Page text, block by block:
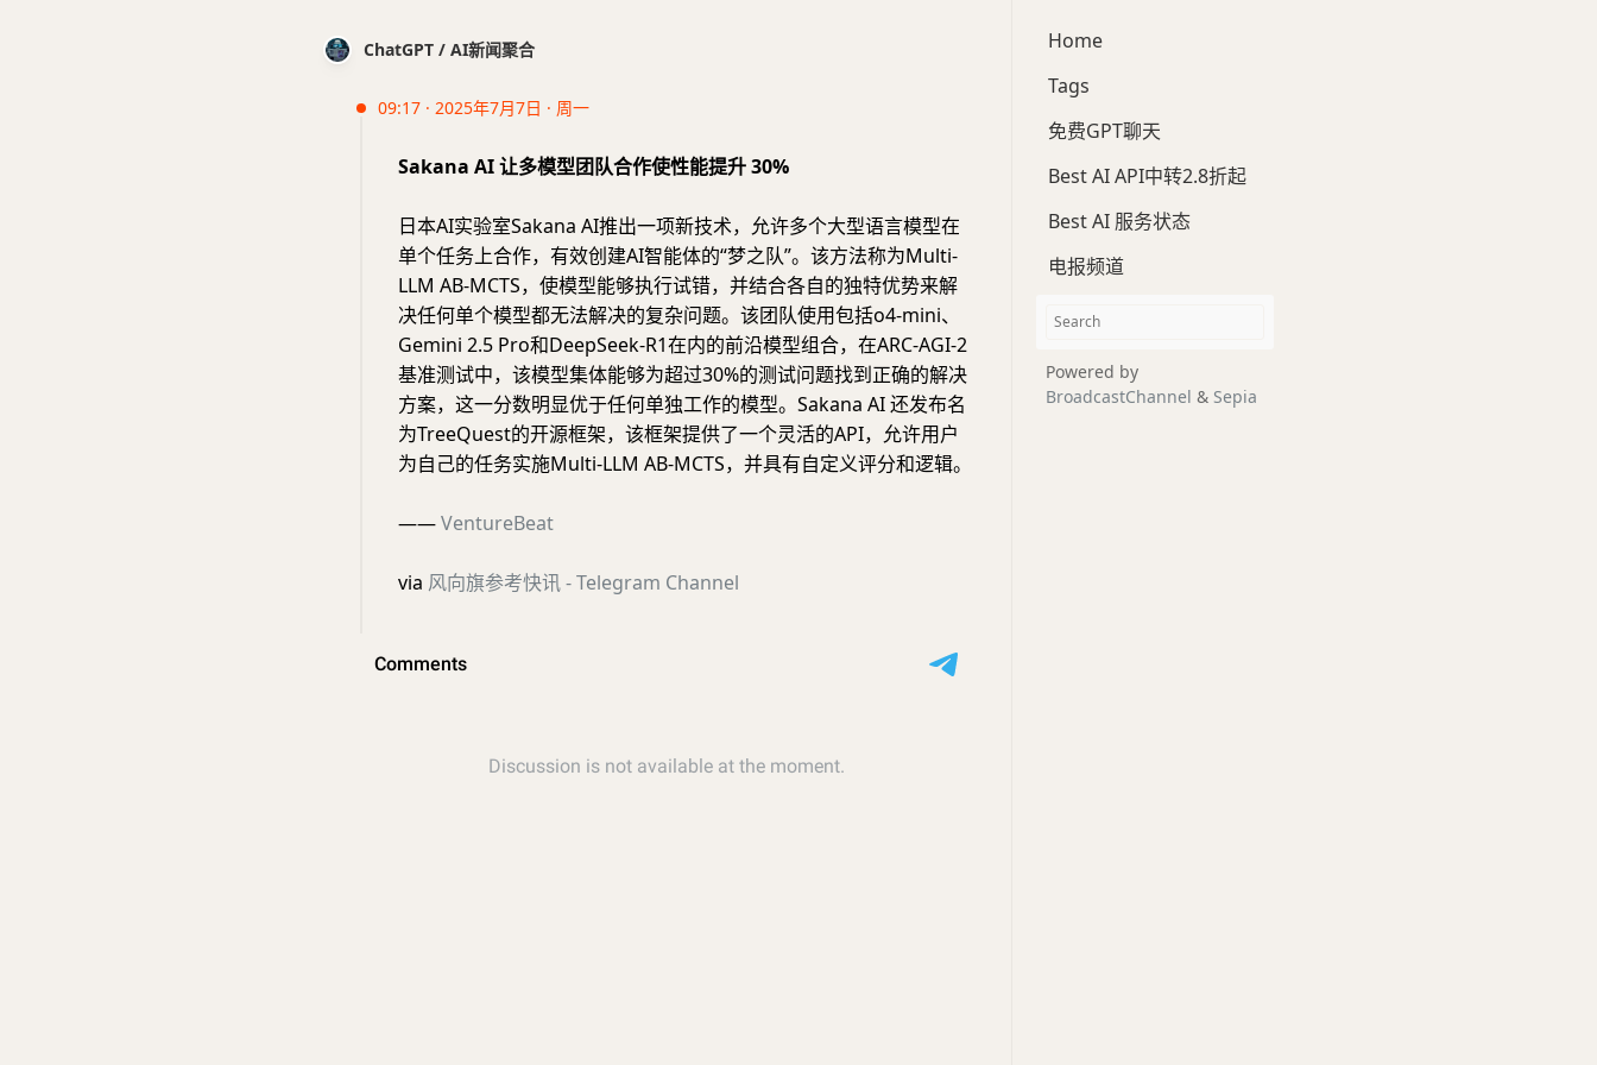
ChatGPT / AI新闻聚合
09:17 · 2025年7月7日 · 周一
Sakana AI 让多模型团队合作使性能提升 30%
日本AI实验室Sakana AI推出一项新技术，允许多个大型语言模型在
单个任务上合作，有效创建AI智能体的“梦之队”。该方法称为Multi-
LLM AB-MCTS，使模型能够执行试错，并结合各自的独特优势来解
决任何单个模型都无法解决的复杂问题。该团队使用包括o4-mini、
Gemini 2.5 Pro和DeepSeek-R1在内的前沿模型组合，在ARC-AGI-2
基准测试中，该模型集体能够为超过30%的测试问题找到正确的解决
方案，这一分数明显优于任何单独工作的模型。Sakana AI 还发布名
为TreeQuest的开源框架，该框架提供了一个灵活的API，允许用户
为自己的任务实施Multi-LLM AB-MCTS，并具有自定义评分和逻辑。
——VentureBeat
via 风向旗参考快讯 - Telegram Channel
Home
Tags
免费GPT聊天
Best AI API中转2.8折起
Best AI 服务状态
电报频道
Powered by
BroadcastChannel & Sepia